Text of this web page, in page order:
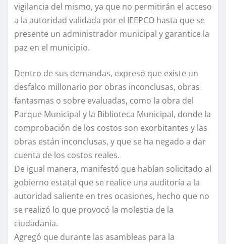
vigilancia del mismo, ya que no permitirán el acceso
a la autoridad validada por el IEEPCO hasta que se
presente un administrador municipal y garantice la
paz en el municipio.
Dentro de sus demandas, expresó que existe un
desfalco millonario por obras inconclusas, obras
fantasmas o sobre evaluadas, como la obra del
Parque Municipal y la Biblioteca Municipal, donde la
comprobación de los costos son exorbitantes y las
obras están inconclusas, y que se ha negado a dar
cuenta de los costos reales.
De igual manera, manifestó que habían solicitado al
gobierno estatal que se realice una auditoría a la
autoridad saliente en tres ocasiones, hecho que no
se realizó lo que provocó la molestia de la
ciudadanía.
Agregó que durante las asambleas para la